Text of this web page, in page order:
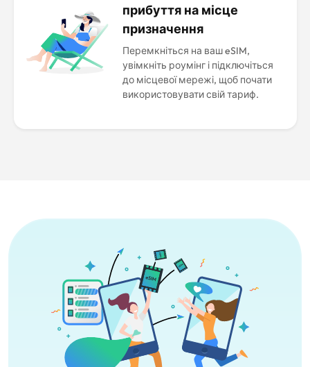
прибуття на місце
призначення
Перемкніться на ваш eSIM,
увімкніть роумінг і підключіться
до місцевої мережі, щоб почати
використовувати свій тариф.